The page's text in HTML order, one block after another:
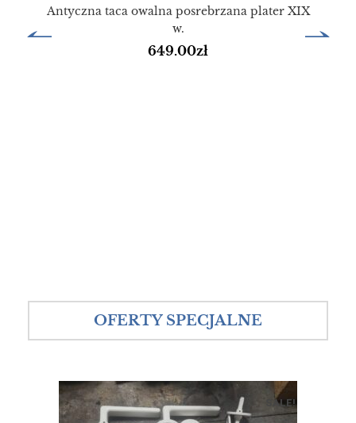
Antyczna taca owalna posrebrzana plater XIX
w.
649.00zł
OFERTY SPECJALNE
SALE!